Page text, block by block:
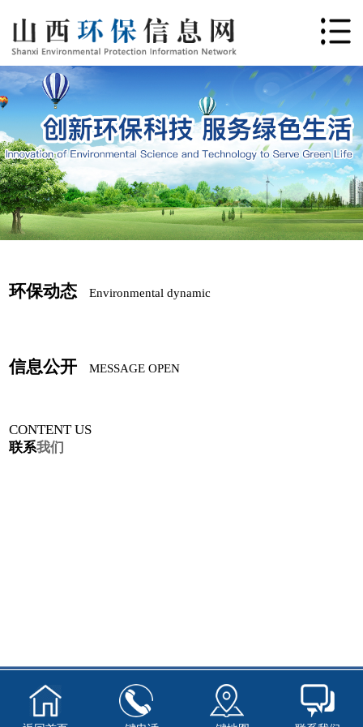
环保动态 Environmental dynamic
信息公开 MESSAGE OPEN
CONTENT US
联系我们